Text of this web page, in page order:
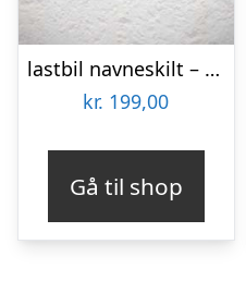
lastbil navneskilt – træ
kr. 199,00
Gå til shop